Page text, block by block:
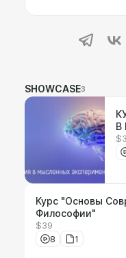
SHOWCASE3
В
Курс "Основы
Философии"
$39
8
1